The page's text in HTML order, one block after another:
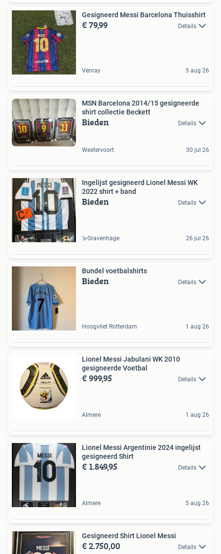
Gesigneerd Messi Barcelona Thuisshirt
€ 79,99 Details
Venray 5 aug 26
MSN Barcelona 2014/15 gesigneerde
shirt collectie Beckett
Bieden Details
Westervoort 30 jul 26
Ingelijst gesigneerd Lionel Messi WK
2022 shirt + band
Bieden Details
's-Gravenhage 26 jul 26
Bundel voetbalshirts
Bieden Details
Hoogvliet Rotterdam 1 aug 26
Lionel Messi Jabulani WK 2010
gesigneerde Voetbal
€ 999,95 Details
Almere 1 aug 26
Lionel Messi Argentinie 2024 ingelijst
gesigneerd Shirt
€ 1.849,95 Details
Almere 5 aug 26
Gesigneerd Shirt Lionel Messi
€ 2.750,00 Details